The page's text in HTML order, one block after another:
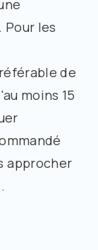
les
de
moins 15
approcher